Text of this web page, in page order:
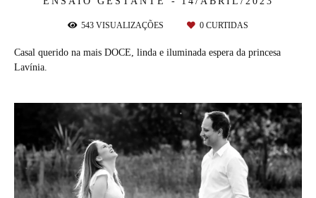
543 VISUALIZAÇÕES 0 CURTIDAS
Casal querido na mais DOCE, linda e iluminada espera da princesa
Lavínia.